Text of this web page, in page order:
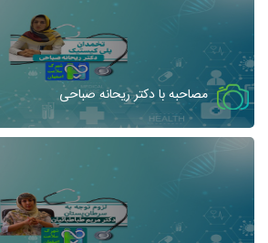
مصاحبه با دکتر ریحانه صباحی